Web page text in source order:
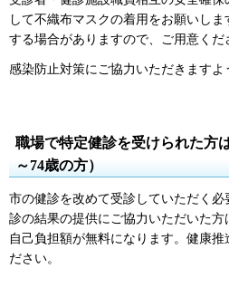
して不織布マスクの着用をお願いし
する場合がありますので、ご用意くだ
感染防止対策にご協力いただきますよ
職場で特定健診を受けられた方
～74歳の方）
市の健診を改めて受診していただく
診の結果の提供にご協力いただいた
自己負担額が無料になります。健康推
ださい。